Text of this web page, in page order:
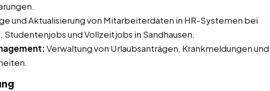
und Aktualisierung von Mitarbeiterdaten in HR-Systemen bei
und Vollzeitjobs in Sandhausen.
Verwaltung von Urlaubsanträgen, Krankmeldungen und